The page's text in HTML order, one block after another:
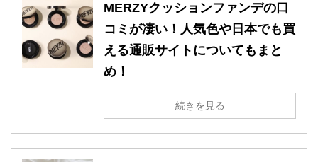
MERZYクッションファンデの口
コミが凄い！人気色や日本でも買
える通販サイトについてもまと
め！
続きを見る